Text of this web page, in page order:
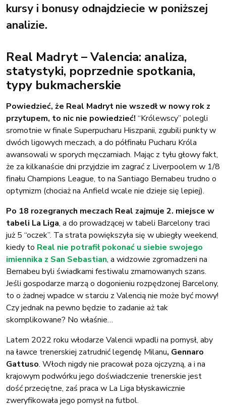
kursy i bonusy odnajdziecie w poniższej
analizie.
Real Madryt – Valencia: analiza,
statystyki, poprzednie spotkania,
typy bukmacherskie
Powiedzieć, że Real Madryt nie wszedł w nowy rok z
przytupem, to nic nie powiedzieć! “Królewscy” polegli
sromotnie w finale Superpucharu Hiszpanii, zgubili punkty w
dwóch ligowych meczach, a do półfinału Pucharu Króla
awansowali w sporych męczarniach. Mając z tyłu głowy fakt,
że za kilkanaście dni przyjdzie im zagrać z Liverpoolem w 1/8
finału Champions League, to na Santiago Bernabeu trudno o
optymizm (chociaż na Anfield wcale nie dzieje się lepiej).
Po 18 rozegranych meczach Real zajmuje 2. miejsce w
tabeli La Liga, a do prowadzącej w tabeli Barcelony traci
już 5 “oczek”. Ta strata powiększyła się w ubiegły weekend,
kiedy to Real nie potrafił pokonać u siebie swojego
imiennika z San Sebastian, a widzowie zgromadzeni na
Bernabeu byli świadkami festiwalu zmarnowanych szans.
Jeśli gospodarze marzą o dogonieniu rozpędzonej Barcelony,
to o żadnej wpadce w starciu z Valencią nie może być mowy!
Czy jednak na pewno będzie to zadanie aż tak
skomplikowane? No właśnie…
Latem 2022 roku włodarze Valencii wpadli na pomysł, aby
na ławce trenerskiej zatrudnić legendę Milanu, Gennaro
Gattuso. Włoch nigdy nie pracował poza ojczyzną, a i na
krajowym podwórku jego doświadczenie trenerskie jest
dość przeciętne, zaś praca w La Liga błyskawicznie
zweryfikowała jego pomysł na futbol.